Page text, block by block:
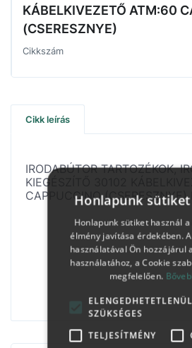
KÁBELKIVEZETŐ ATM:60
(CSERESZNYE)
Cikkszám
Cikk leírás
IRODABÚTOR TARTOZÉKOK,
KIEGÉSZÍTŐ 30102
CAPPUCCINO (CSERESZNYE)
Honlapunk
Honlapunk sütiket használ
élmény javítása érdekében.
használatával Ön hozzájárul
használatához, a Cookie
megfelelően.
ELENGEDHETETLENÜL
SZÜKSÉGES
TELJESÍTMÉNY